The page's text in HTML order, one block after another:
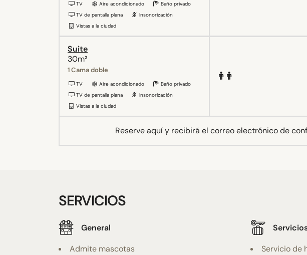
TV Aire acondicionado
Baño privado
TV de pantalla plana
Insonorización
Vistas a la ciudad
Suite
30m²
1 Cama doble
TV Aire acondicionado
Baño privado
TV de pantalla plana
Insonorización
Vistas a la ciudad
Reserve aquí y recibirá el correo electrónico de
SERVICIOS
General
Admite mascotas
Servicio de